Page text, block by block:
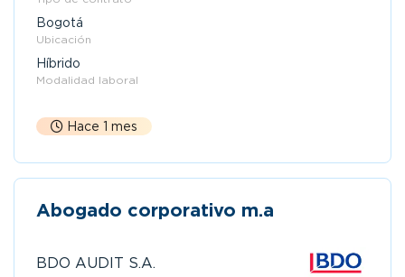
Bogotá
Ubicación
Híbrido
Modalidad laboral
Hace 1 mes
Abogado corporativo m.a
BDO AUDIT S.A.